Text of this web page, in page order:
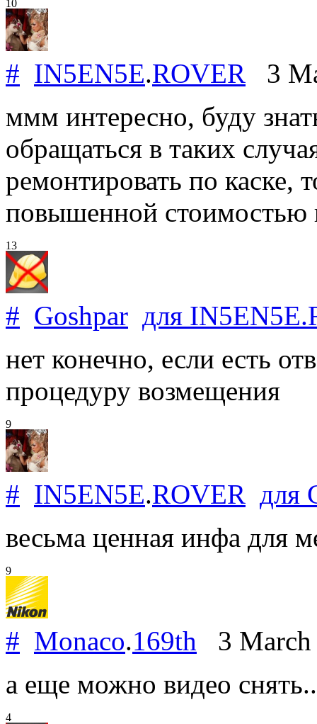
10
# IN5EN5E.ROVER 3
ммм интересно, буду
обращаться в таких
ремонтировать по каске,
повышенной стоимостью
13
# Goshpar для IN5EN5E.
нет конечно, если есть
процедуру возмещения
9
# IN5EN5E.ROVER для
весьма ценная инфа для
9
# Monaco.169th 3
а еще можно видео
4